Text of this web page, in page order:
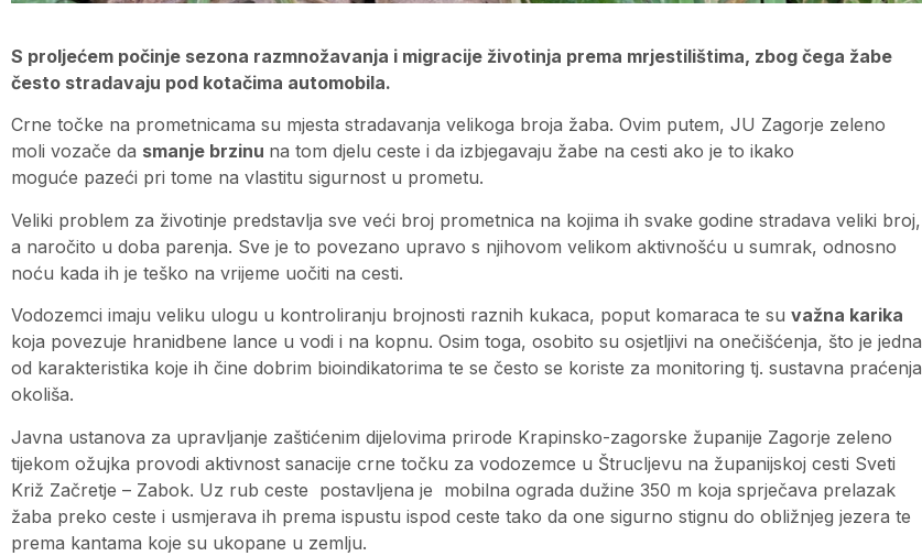
S proljećem počinje sezona razmnožavanja i migracije životinja prema mrjestilištima, zbog čega žabe
često stradavaju pod kotačima automobila.
Crne točke na prometnicama su mjesta stradavanja velikoga broja žaba. Ovim putem, JU Zagorje zeleno
moli vozače da smanje brzinu na tom djelu ceste i da izbjegavaju žabe na cesti ako je to ikako
moguće pazeći pri tome na vlastitu sigurnost u prometu.
Veliki problem za životinje predstavlja sve veći broj prometnica na kojima ih svake godine stradava veliki broj,
a naročito u doba parenja. Sve je to povezano upravo s njihovom velikom aktivnošću u sumrak, odnosno
noću kada ih je teško na vrijeme uočiti na cesti.
Vodozemci imaju veliku ulogu u kontroliranju brojnosti raznih kukaca, poput komaraca te su važna karika
koja povezuje hranidbene lance u vodi i na kopnu. Osim toga, osobito su osjetljivi na onečišćenja, što je jedna
od karakteristika koje ih čine dobrim bioindikatorima te se često se koriste za monitoring tj. sustavna praćenja
okoliša.
Javna ustanova za upravljanje zaštićenim dijelovima prirode Krapinsko-zagorske županije Zagorje zeleno
tijekom ožujka provodi aktivnost sanacije crne točku za vodozemce u Štrucljevu na županijskoj cesti Sveti
Križ Začretje – Zabok. Uz rub ceste postavljena je mobilna ograda dužine 350 m koja sprječava prelazak
žaba preko ceste i usmjerava ih prema ispustu ispod ceste tako da one sigurno stignu do obližnjeg jezera te
prema kantama koje su ukopane u zemlju.